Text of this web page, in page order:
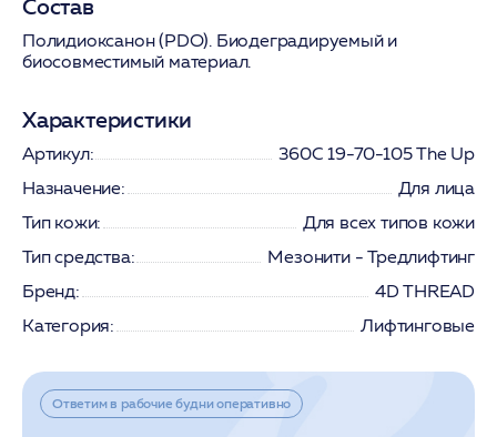
Состав
Полидиоксанон (PDO). Биодеградируемый и
биосовместимый материал.
Характеристики
Артикул:
360С 19-70-105 The Up
Назначение:
Для лица
Тип кожи:
Для всех типов кожи
Тип средства:
Мезонити - Тредлифтинг
Бренд:
4D THREAD
Категория:
Лифтинговые
Ответим в рабочие будни оперативно